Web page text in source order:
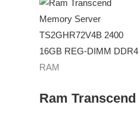
RAM
Ram Transcend